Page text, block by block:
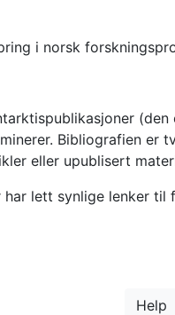
i norsk
(den
Bibliografien er
eller upublisert
har lett synlige lenker til
Help